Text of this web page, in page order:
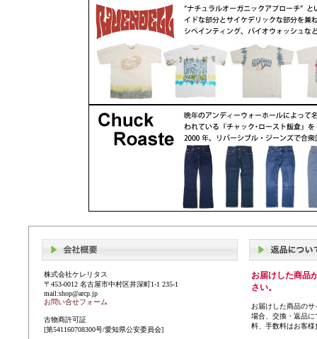
株式会社ケレリタス
〒453-0012 名古屋市中村区井深町1-1 235-1
mail:shop@arcp.jp
お問い合せフォーム
古物商許可証
[第541160708300号/愛知県公安委員会]
お届けした商品
さい。
お届けした商品の
場合、交換・返品
料、手数料はお客